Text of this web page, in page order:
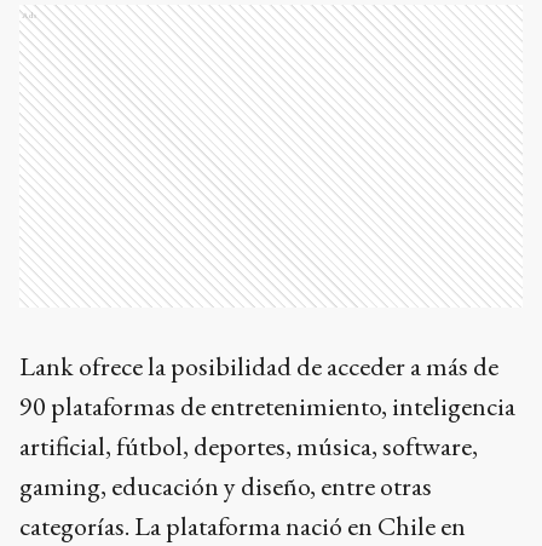
Ads
Lank ofrece la posibilidad de acceder a más de
90 plataformas de entretenimiento, inteligencia
artificial, fútbol, deportes, música, software,
gaming, educación y diseño, entre otras
categorías. La plataforma nació en Chile en